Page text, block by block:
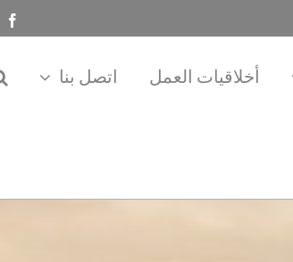
أخلاقيات العمل اتصل بنا